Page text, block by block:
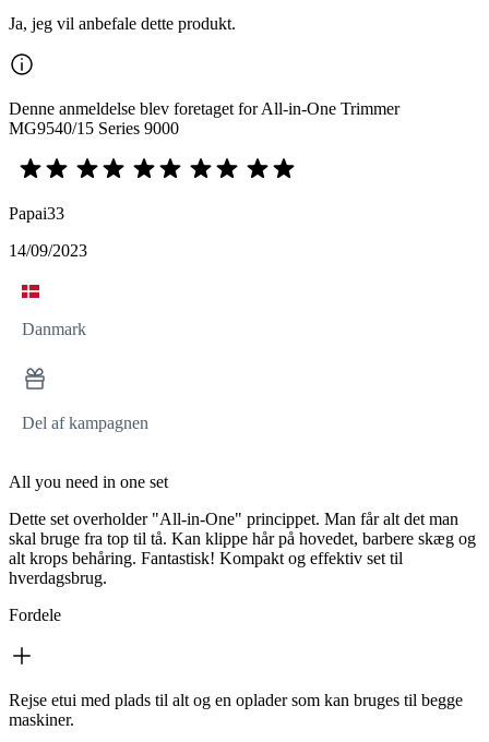
Ja, jeg vil anbefale dette produkt.
Denne anmeldelse blev foretaget for All-in-One Trimmer
MG9540/15 Series 9000
Papai33
14/09/2023
Danmark
Del af kampagnen
All you need in one set
Dette set overholder "All-in-One" princippet. Man får alt det man
skal bruge fra top til tå. Kan klippe hår på hovedet, barbere skæg og
alt krops behåring. Fantastisk! Kompakt og effektiv set til
hverdagsbrug.
Fordele
Rejse etui med plads til alt og en oplader som kan bruges til begge
maskiner.